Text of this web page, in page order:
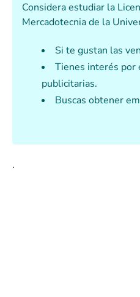
Considera estudiar la
Mercadotecniade la
Si te gustan las
Tienes interés por
publicitarias.
Buscas obtener
.